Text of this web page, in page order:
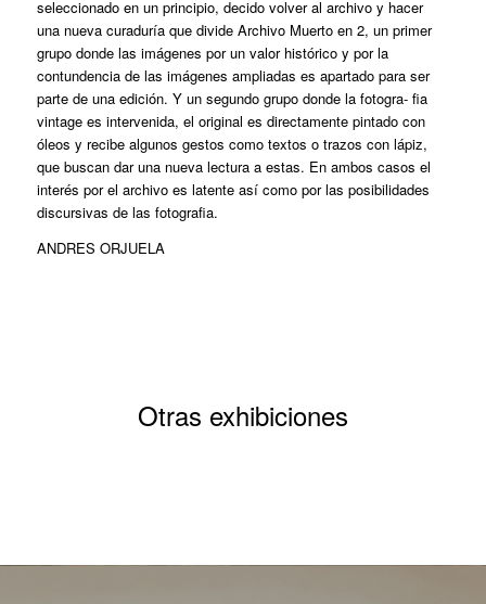
seleccionado en un principio, decido volver al archivo y hacer
una nueva curaduría que divide Archivo Muerto en 2, un primer
grupo donde las imágenes por un valor histórico y por la
contundencia de las imágenes ampliadas es apartado para ser
parte de una edición. Y un segundo grupo donde la fotogra- fia
vintage es intervenida, el original es directamente pintado con
óleos y recibe algunos gestos como textos o trazos con lápiz,
que buscan dar una nueva lectura a estas. En ambos casos el
interés por el archivo es latente así como por las posibilidades
discursivas de las fotografia.
ANDRES ORJUELA
Otras exhibiciones